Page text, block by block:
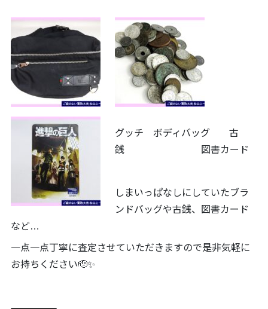
グッチ ボディバッグ 古
銭 図書カード
しまいっぱなしにしていたブラ
ンドバッグや古銭、図書カード
など…
一点一点丁寧に査定させていただきますので是非気軽に
お持ちください🫡✨